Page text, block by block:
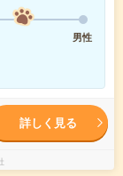
男性
詳しく見る